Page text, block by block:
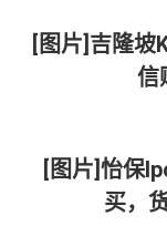
章
[图片]吉隆坡
信
[图片]怡保
买，